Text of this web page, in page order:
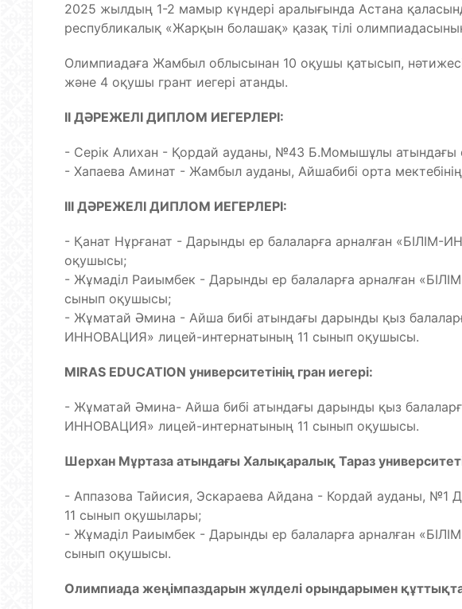
2025 жылдың 1-2 мамыр күндері аралығында Астана
республикалық «Жарқын болашақ» қазақ тілі
Олимпиадаға Жамбыл облысынан 10 оқушы қатысып,
және 4 оқушы грант иегері атанды.
ІІ ДӘРЕЖЕЛІ ДИПЛОМ ИЕГЕРЛЕРІ:
- Серік Алихан - Қордай ауданы, №43 Б.Момышұлы атындағы
- Хапаева Аминат - Жамбыл ауданы, Айшабибі орта
ІІІ ДӘРЕЖЕЛІ ДИПЛОМ ИЕГЕРЛЕРІ:
- Қанат Нұрғанат - Дарынды ер балаларға арналған
оқушысы;
- Жұмаділ Раиымбек - Дарынды ер балаларға арналған
сынып оқушысы;
- Жұматай Әмина - Айша бибі атындағы дарынды қыз
ИННОВАЦИЯ» лицей-интернатының 11 сынып оқушысы.
MIRAS EDUCATION университетінің гран иегері:
- Жұматай Әмина- Айша бибі атындағы дарынды қыз
ИННОВАЦИЯ» лицей-интернатының 11 сынып оқушысы.
Шерхан Мұртаза атындағы Халықаралық Тараз
- Аппазова Тайисия, Эскараева Айдана - Кордай ауданы, №1
11 сынып оқушылары;
- Жұмаділ Раиымбек - Дарынды ер балаларға арналған
сынып оқушысы.
Олимпиада жеңімпаздарын жүлделі орындарымен